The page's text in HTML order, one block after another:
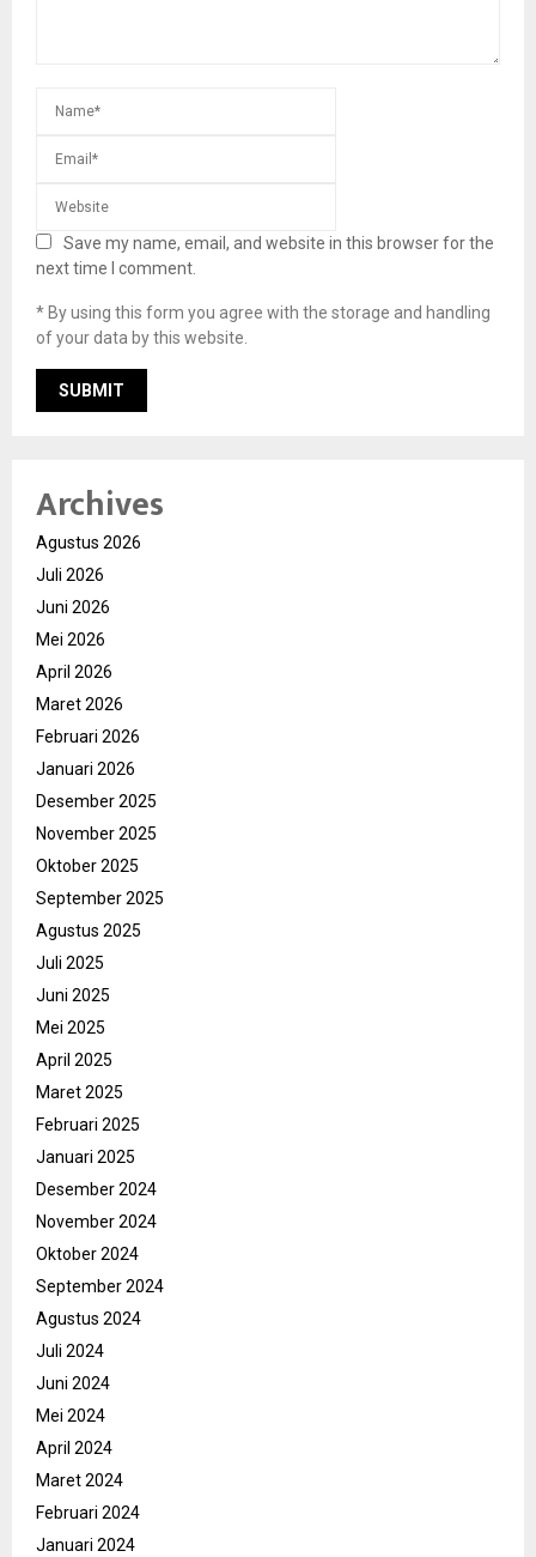
Save my name, email, and website in this browser for the
next time I comment.
* By using this form you agree with the storage and handling
of your data by this website.
Archives
Agustus 2026
Juli 2026
Juni 2026
Mei 2026
April 2026
Maret 2026
Februari 2026
Januari 2026
Desember 2025
November 2025
Oktober 2025
September 2025
Agustus 2025
Juli 2025
Juni 2025
Mei 2025
April 2025
Maret 2025
Februari 2025
Januari 2025
Desember 2024
November 2024
Oktober 2024
September 2024
Agustus 2024
Juli 2024
Juni 2024
Mei 2024
April 2024
Maret 2024
Februari 2024
Januari 2024